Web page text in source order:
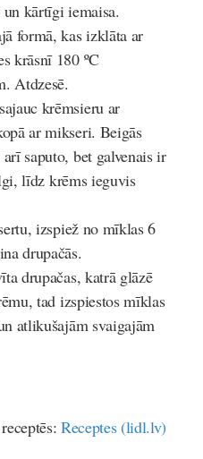
kārtīgi iemaisa.
formā, kas izklāta ar
krāsnī 180 ºC
Atdzesē.
krēmsieru ar
ar mikseri. Beigās
saputo, bet galvenais ir
līdz krēms ieguvis
izspiež no mīklas 6
drupačās.
drupačas, katrā glāzē
tad izspiestos mīklas
atlikušajām svaigajām
Receptes (lidl.lv)